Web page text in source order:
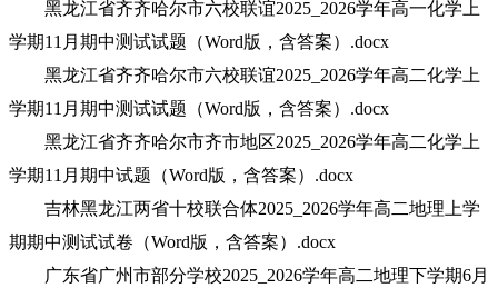
黑龙江省齐齐哈尔市六校联谊2025_2026学年高一化学上
学期11月期中测试试题（Word版，含答案）.docx
黑龙江省齐齐哈尔市六校联谊2025_2026学年高二化学上
学期11月期中测试试题（Word版，含答案）.docx
黑龙江省齐齐哈尔市齐市地区2025_2026学年高二化学上
学期11月期中试题（Word版，含答案）.docx
吉林黑龙江两省十校联合体2025_2026学年高二地理上学
期期中测试试卷（Word版，含答案）.docx
广东省广州市部分学校2025_2026学年高二地理下学期6月